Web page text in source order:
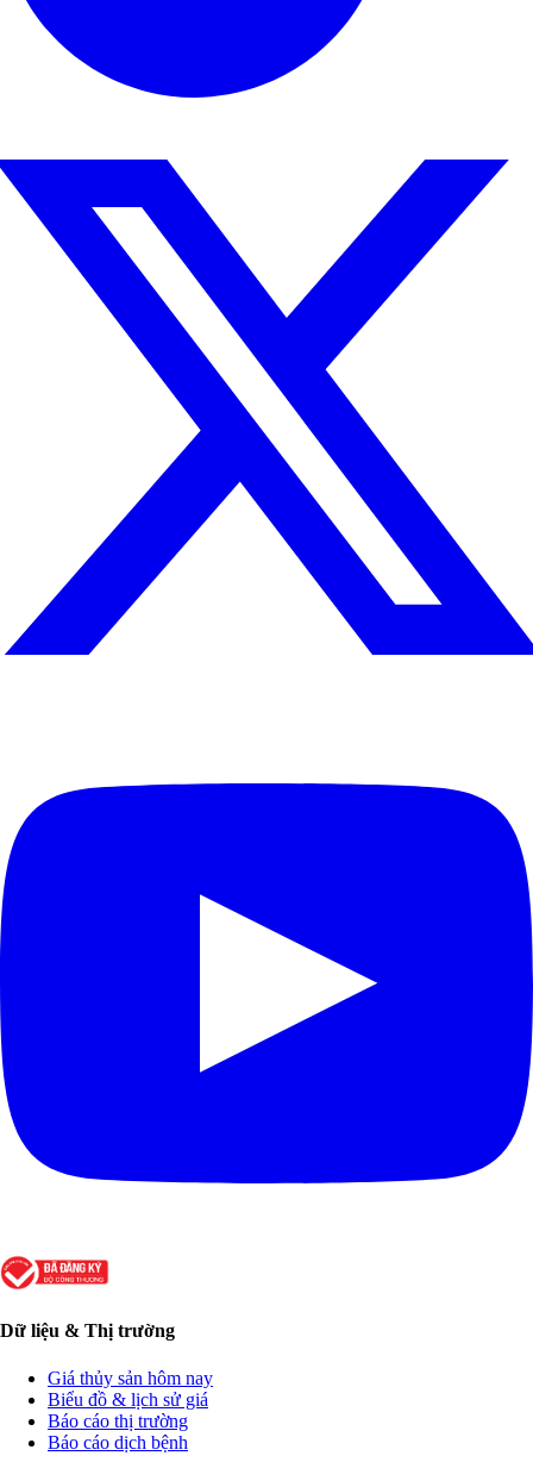
Dữ liệu & Thị trường
Giá thủy sản hôm nay
Biểu đồ & lịch sử giá
Báo cáo thị trường
Báo cáo dịch bệnh